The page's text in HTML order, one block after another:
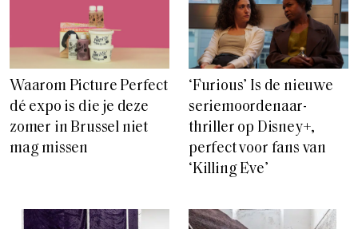
Waarom Picture Perfect
dé expo is die je deze
zomer in Brussel niet
mag missen
‘Furious’ Is de nieuwe
seriemoordenaar-
thriller op Disney+,
perfect voor fans van
‘Killing Eve’